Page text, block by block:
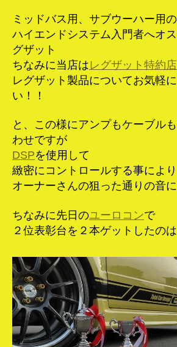
ミッドバス用、サブウーハー用
ハイエンドシステム入門者へオ
グザット
ちなみに当店はレグザット特約店
レグザット製品についてお気軽
い！！
と、この様にアンプもケーブル
わせですが
DSPを使用して
緻密にコントロールする事により
オーナーさんの狙った通りの音
ちなみに先日のユーロコンで
２位表彰台を２本ゲットしたの